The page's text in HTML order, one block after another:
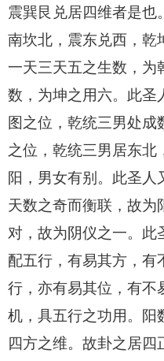
震巽艮兑居四维者是
南坎北，震东兑西，乾
一天三天五之生数，为
数，为坤之用六。此圣
图之位，乾统三男处
之位，乾统三男居东北
阳，男女有别。此圣人
天数之奇而衡联，故为
对，故为阴仪之一。此
配五行，有易其方，有
行，亦有易其位，有不
机，具五行之功用。阳
四方之维。故卦之居